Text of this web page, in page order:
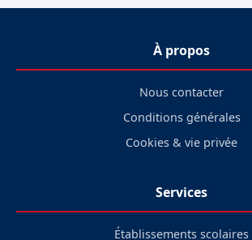
À propos
Nous contacter
Conditions générales
Cookies & vie privée
Services
Établissements scolaires